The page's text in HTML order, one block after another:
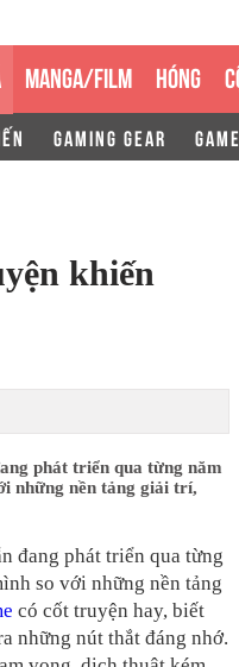
MANGA/FILM HÓNG
GAMING GEAR
khiến
phát triển qua từng năm
những nền tảng giải trí,
đang phát triển qua từng
so với những nền tảng
có cốt truyện hay, biết
những nút thắt đáng nhớ.